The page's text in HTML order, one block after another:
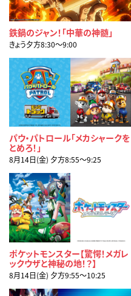
鉄鍋のジャン！「中華の神髄」
きょう夕方8:30〜9:00
パウ・パトロール「メカシャークを
とめろ！」
8月14日(金) 夕方8:55〜9:25
ポケットモンスター【驚愕！メガレ
ックウザと神秘の地！？】
8月14日(金) 夕方9:55〜10:25